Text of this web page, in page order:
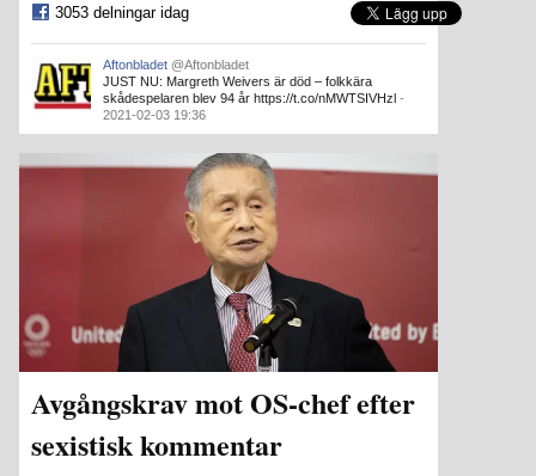
3053 delningar idag
Aftonbladet @Aftonbladet
JUST NU: Margreth Weivers är död – folkkära
skådespelaren blev 94 år https://t.co/nMWTSIVHzl -
2021-02-03 19:36
Avgångskrav mot OS-chef efter
sexistisk kommentar